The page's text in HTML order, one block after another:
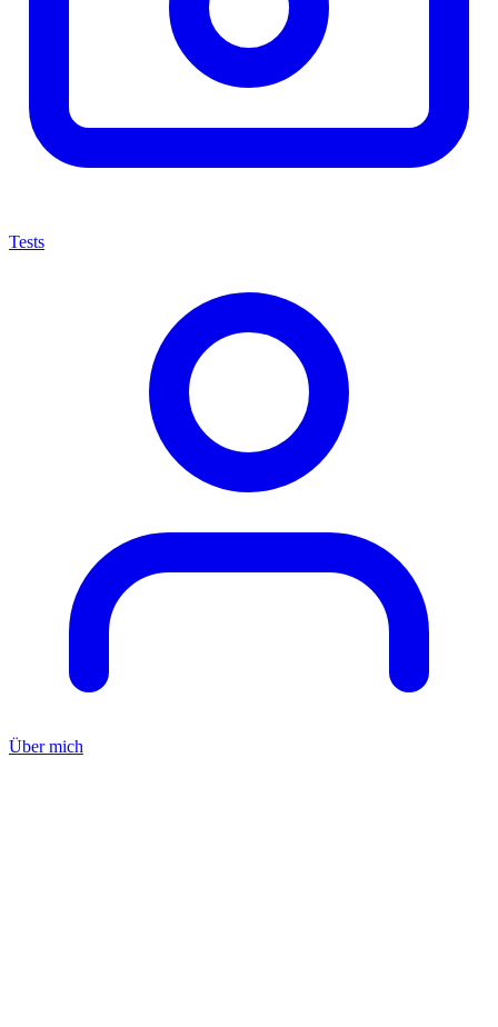
Tests
Über mich